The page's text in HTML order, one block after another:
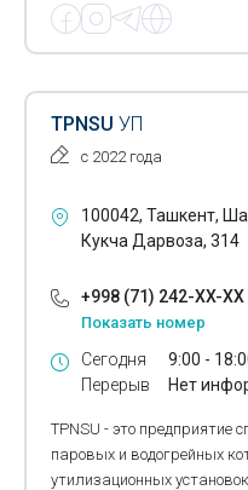
TPNSU УП
с 2022 года
100042, Ташкент,
Кукча Дарвоза, 314
+998 (71) 242-XX-XX
Показать номер
Сегодня
Перерыв
9:00 -
Нет
TPNSU - это предприятие
паровых и водогрейных
утилизационных